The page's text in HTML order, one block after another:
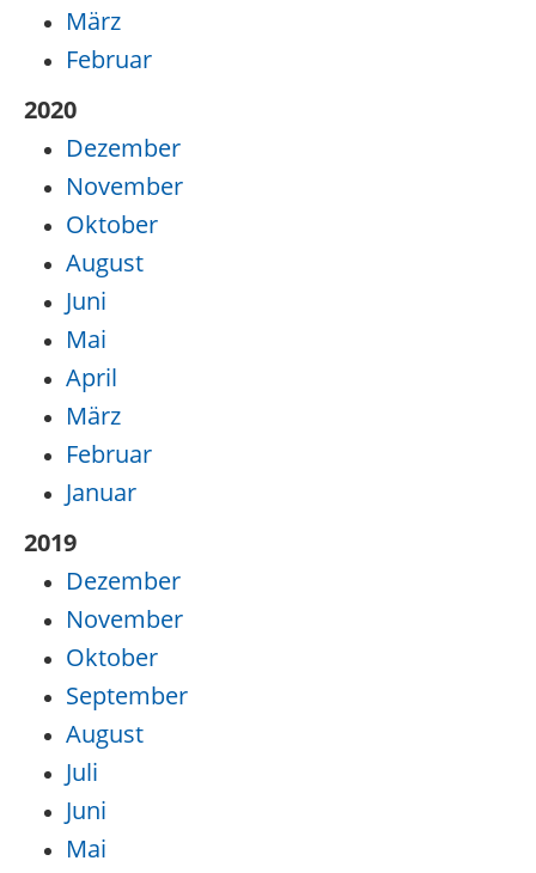
März
Februar
2020
Dezember
November
Oktober
August
Juni
Mai
April
März
Februar
Januar
2019
Dezember
November
Oktober
September
August
Juli
Juni
Mai